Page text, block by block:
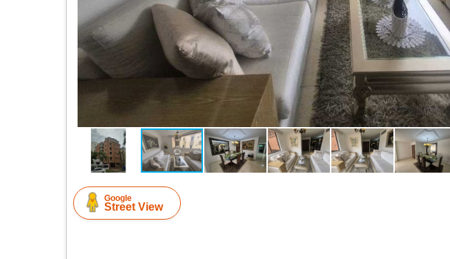
Google
Street View